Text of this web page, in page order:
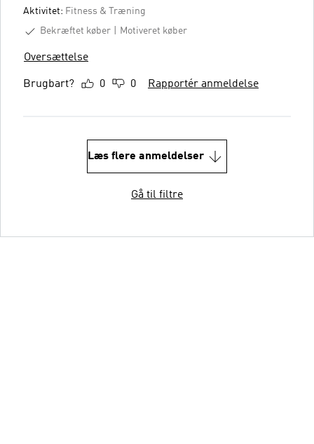
Aktivitet: Fitness & Træning
Bekræftet køber
Motiveret køber
Oversættelse
Brugbart? 0 0 Rapportér anmeldelse
Læs flere anmeldelser
Gå til filtre